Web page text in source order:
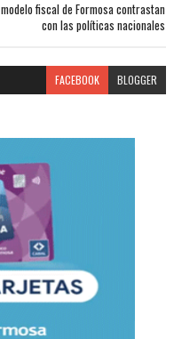
modelo fiscal de Formosa contrastan
con las políticas nacionales
FACEBOOK BLOGGER